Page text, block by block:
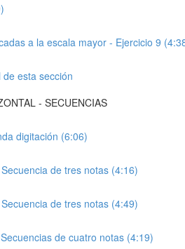
a la escala mayor - Ejercicio 9
esta sección
- SECUENCIAS
digitación (6:06)
de tres notas (4:16)
de tres notas (4:49)
de cuatro notas (4:19)